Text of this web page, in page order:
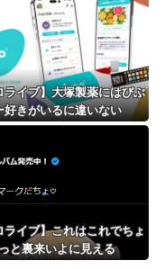
ライブ】大塚製薬にはびぶ
好きがいるに違いない
ライブ】これはこれでちょ
っと裏来いよに見える